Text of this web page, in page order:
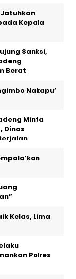
Jatuhkan
Kepala
Sanksi,
Berat
Nakapu’
Minta
Dinas
Kelas, Lima
Polres